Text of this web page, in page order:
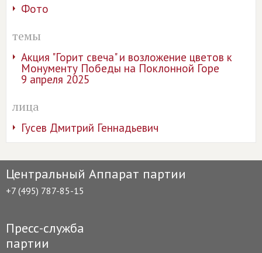
Фото
темы
Акция "Горит свеча" и возложение цветов к
Монументу Победы на Поклонной Горе
9 апреля 2025
лица
Гусев Дмитрий Геннадьевич
Центральный Аппарат партии
+7 (495) 787-85-15
Пресс-служба
партии